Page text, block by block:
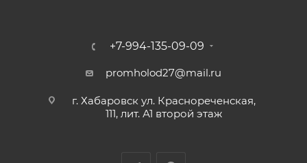
+7-994-135-09-09
promholod27@mail.ru
г. Хабаровск ул. Краснореченская,
111, лит. А1 второй этаж